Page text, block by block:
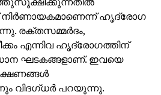
നിര്‍ണായകമാണെന്ന് ഹൃദ്രോഗ
രക്തസമ്മര്‍ദം,
എന്നിവ ഹൃദ്രോഗത്തിന്
ഘടകങ്ങളാണ്. ഇവയെ
വിദഗ്ധര്‍ പറയുന്നു.